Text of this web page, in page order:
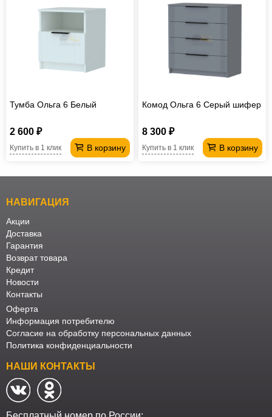
Тумба Ольга 6 Белый
2 600 ₽
В корзину
Купить в 1 клик
Комод Ольга 6 Серый шифер
8 300 ₽
В корзину
Купить в 1 клик
НАВИГАЦИЯ
Акции
Доставка
Гарантия
Возврат товара
Кредит
Новости
Контакты
Оферта
Информация потребителю
Согласие на обработку персональных данных
Политика конфиденциальности
НАШИ КОНТАКТЫ